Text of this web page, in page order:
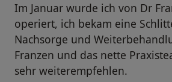
Im Januar wurde ich von Dr
operiert, ich bekam eine
Nachsorge und
Franzen und das nette
sehr weiterempfehlen.